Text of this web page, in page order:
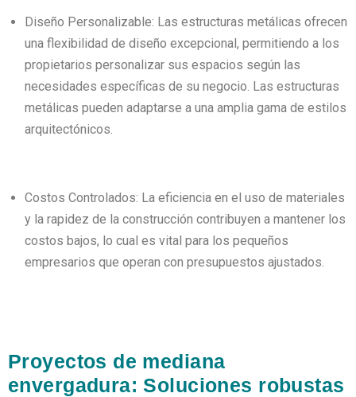
Diseño Personalizable: Las estructuras metálicas ofrecen
una flexibilidad de diseño excepcional, permitiendo a los
propietarios personalizar sus espacios según las
necesidades específicas de su negocio. Las estructuras
metálicas pueden adaptarse a una amplia gama de estilos
arquitectónicos.
Costos Controlados: La eficiencia en el uso de materiales
y la rapidez de la construcción contribuyen a mantener los
costos bajos, lo cual es vital para los pequeños
empresarios que operan con presupuestos ajustados.
Proyectos de mediana
envergadura: Soluciones robustas